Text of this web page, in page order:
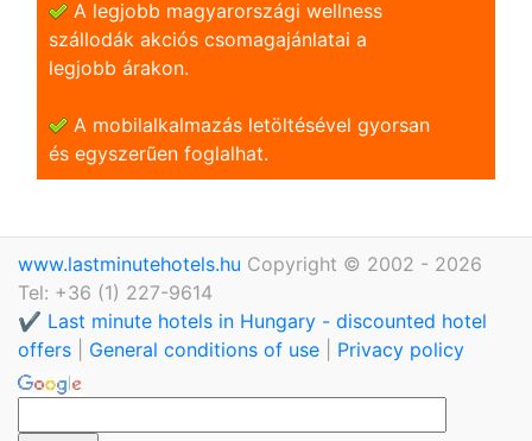
A legjobb magyarországi wellness
szállodák akciós csomagajánlatai a
legjobb árakon.
A mobilalkalmazás letöltésével gyorsan
és egyszerũen foglalhat.
www.lastminutehotels.hu Copyright © 2002 - 2026
Tel: +36 (1) 227-9614
✔️ Last minute hotels in Hungary - discounted hotel
offers
General conditions of use Privacy policy